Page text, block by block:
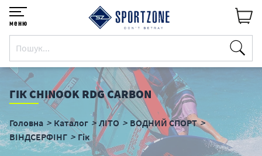
меню
ГІК CHINOOK RDG CARBON
Головна Каталог ЛІТО
ВОДНИЙ СПОРТ
ВІНДСЕРФІНГ
Гік